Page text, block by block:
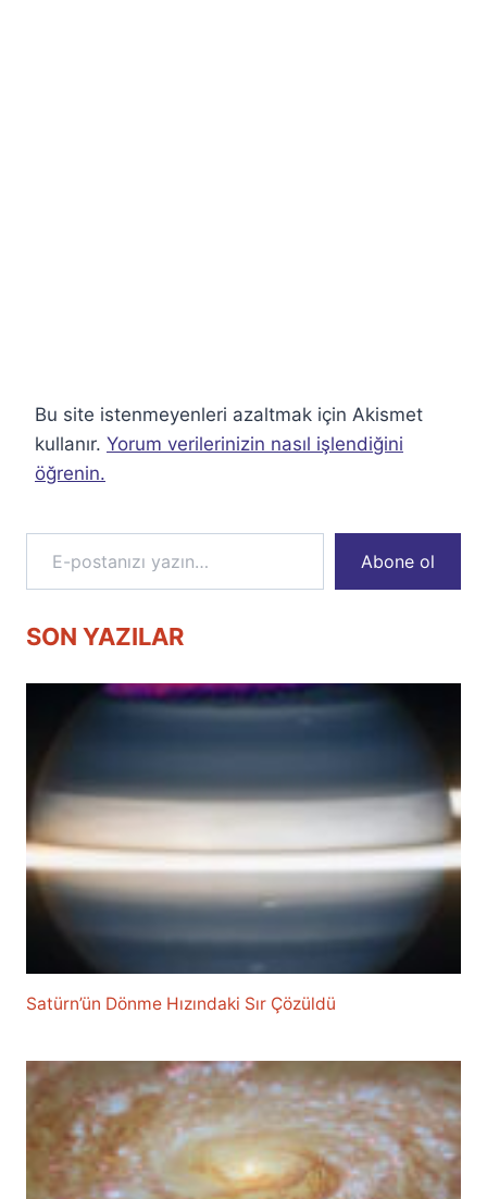
Bu site istenmeyenleri azaltmak için Akismet
kullanır. Yorum verilerinizin nasıl işlendiğini
öğrenin.
E-postanızı yazın…
Abone ol
SON YAZILAR
Satürn’ün Dönme Hızındaki Sır Çözüldü